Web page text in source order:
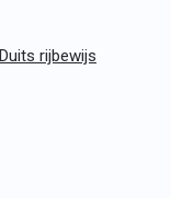
rijbewijs